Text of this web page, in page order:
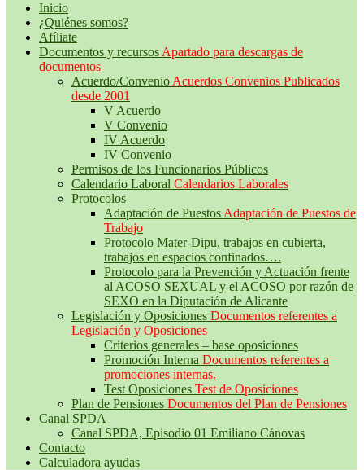
Inicio
¿Quiénes somos?
Afíliate
Documentos y recursos Apartado para descargas de
documentos
Acuerdo/Convenio Acuerdos Convenios Publicados
desde 2001
V Acuerdo
V Convenio
IV Acuerdo
IV Convenio
Permisos de los Funcionarios Públicos
Calendario Laboral Calendarios Laborales
Protocolos
Adaptación de Puestos Adaptación de Puestos de
Trabajo
Protocolo Mater-Dipu, trabajos en cubierta,
trabajos en espacios confinados….
Protocolo para la Prevención y Actuación frente
al ACOSO SEXUAL y el ACOSO por razón de
SEXO en la Diputación de Alicante
Legislación y Oposiciones Documentos referentes a
Legislación y Oposiciones
Criterios generales – base oposiciones
Promoción Interna Documentos referentes a
promociones internas.
Test Oposiciones Test de Oposiciones
Plan de Pensiones Documentos del Plan de Pensiones
Canal SPDA
Canal SPDA, Episodio 01 Emiliano Cánovas
Contacto
Calculadora ayudas